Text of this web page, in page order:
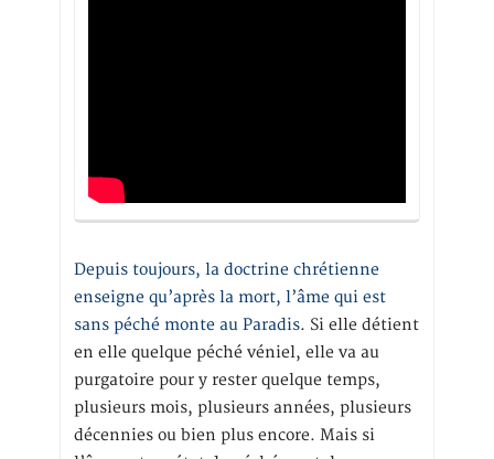
Depuis toujours, la doctrine chrétienne
enseigne qu’après la mort, l’âme qui est
sans péché monte au Paradis. Si elle détient
en elle quelque péché véniel, elle va au
purgatoire pour y rester quelque temps,
plusieurs mois, plusieurs années, plusieurs
décennies ou bien plus encore. Mais si